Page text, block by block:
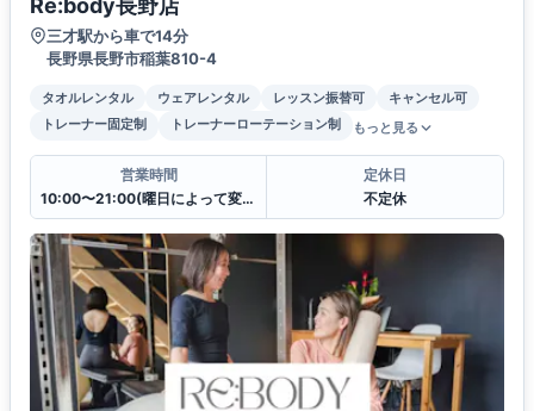
Re:body長野店
三才駅から車で14分
長野県長野市稲葉810-4
タオルレンタル ウェアレンタル レッスン振替可
キャンセル可
トレーナー固定制
トレーナーローテーション制 もっと見る
営業時間
10:00〜21:00(曜日によって変更有)
定休日
不定休